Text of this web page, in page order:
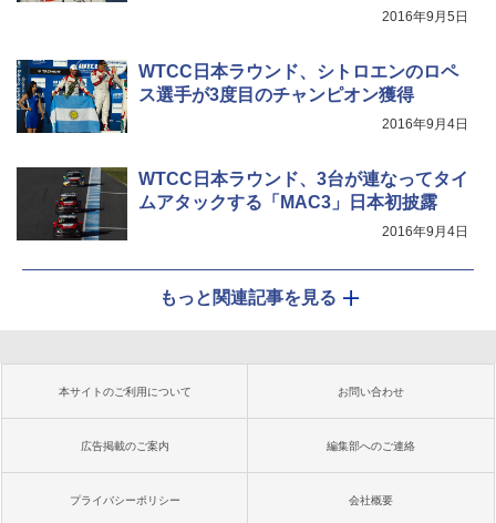
2016年9月5日
WTCC日本ラウンド、シトロエンのロペ
ス選手が3度目のチャンピオン獲得
2016年9月4日
WTCC日本ラウンド、3台が連なってタイ
ムアタックする「MAC3」日本初披露
2016年9月4日
もっと関連記事を見る
本サイトのご利用について お問い合わせ
広告掲載のご案内 編集部へのご連絡
プライバシーポリシー 会社概要